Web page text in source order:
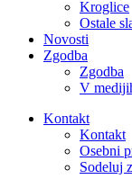
Kroglice
Ostale
Novosti
Zgodba
Zgodba
V
Kontakt
Kontakt
Osebni
Sodeluj